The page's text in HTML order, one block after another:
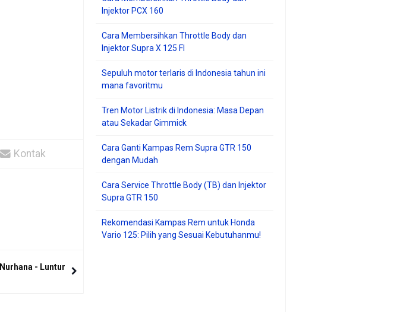
Kontak
- Luntur
Injektor PCX 160
Cara Membersihkan Throttle Body dan
Injektor Supra X 125 FI
Sepuluh motor terlaris di Indonesia tahun ini
mana favoritmu
Tren Motor Listrik di Indonesia: Masa Depan
atau Sekadar Gimmick
Cara Ganti Kampas Rem Supra GTR 150
dengan Mudah
Cara Service Throttle Body (TB) dan Injektor
Supra GTR 150
Rekomendasi Kampas Rem untuk Honda
Vario 125: Pilih yang Sesuai Kebutuhanmu!